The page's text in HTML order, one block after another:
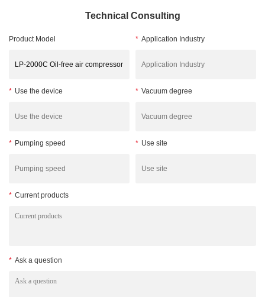
Technical Consulting
Product Model * Application Industry
* Use the device * Vacuum degree
* Pumping speed * Use site
* Current products
* Ask a question